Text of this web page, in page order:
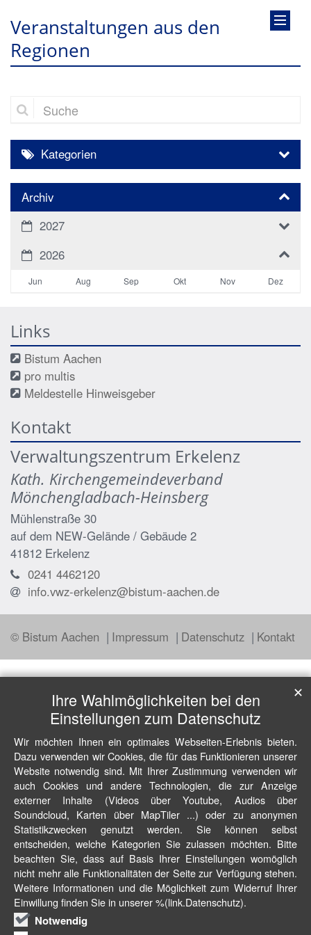
Veranstaltungen aus den
Regionen
Suche
Kategorien
Archiv
2027
2026
Jun Aug Sep Okt Nov Dez
Links
Bistum Aachen
pro multis
Meldestelle Hinweisgeber
Kontakt
Verwaltungszentrum Erkelenz
Kath. Kirchengemeindeverband
Mönchengladbach-Heinsberg
Mühlenstraße 30
auf dem NEW-Gelände / Gebäude 2
41812 Erkelenz
0241 4462120
info.vwz-erkelenz@bistum-aachen.de
© Bistum Aachen Impressum Datenschutz Kontakt
Ihre Wahlmöglichkeiten bei den
Einstellungen zum Datenschutz
Wir möchten Ihnen ein optimales Webseiten-Erlebnis bieten.
Dazu verwenden wir Cookies, die für das Funktionieren unserer
Website notwendig sind. Mit Ihrer Zustimmung verwenden wir
auch Cookies und andere Technologien, die zur Anzeige
externer Inhalte (Videos über Youtube, Audios über
Soundcloud, Karten über MapTiler ...) oder zu anonymen
Statistikzwecken genutzt werden. Sie können selbst
entscheiden, welche Kategorien Sie zulassen möchten. Bitte
beachten Sie, dass auf Basis Ihrer Einstellungen womöglich
nicht mehr alle Funktionalitäten der Seite zur Verfügung stehen.
Weitere Informationen und die Möglichkeit zum Widerruf Ihrer
Einwillung finden Sie in unserer %(link.Datenschutz).
Notwendig
✕